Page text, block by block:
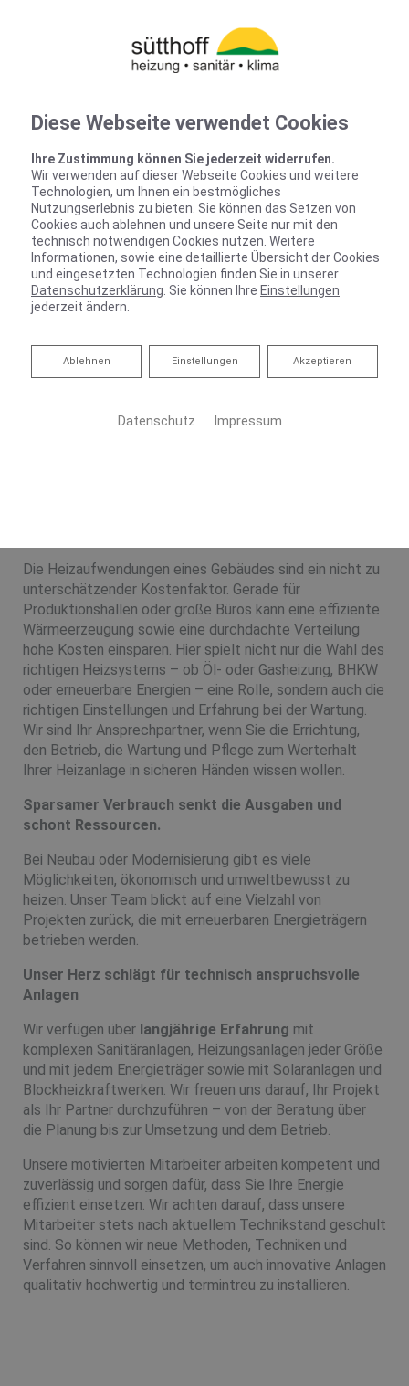
Die Heizaufwendungen eines Gebäudes sind ein nicht zu
unterschätzender Kostenfaktor. Gerade für
Produktionshallen oder große Büros kann eine effiziente
Wärmeerzeugung sowie eine durchdachte Verteilung
hohe Kosten einsparen. Hier spielt nicht nur die Wahl des
richtigen Heizsystems – ob Öl- oder Gasheizung, BHKW
oder erneuerbare Energien – eine Rolle, sondern auch die
richtigen Einstellungen und Erfahrung bei der Wartung.
Wir sind Ihr Ansprechpartner, wenn Sie die Errichtung,
den Betrieb, die Wartung und Pflege zum Werterhalt
Ihrer Heizanlage in sicheren Händen wissen wollen.
Sparsamer Verbrauch senkt die Ausgaben und
schont Ressourcen.
Bei Neubau oder Modernisierung gibt es viele
Möglichkeiten, ökonomisch und umweltbewusst zu
heizen. Unser Team blickt auf eine Vielzahl von
Projekten zurück, die mit erneuerbaren Energieträgern
betrieben werden.
Unser Herz schlägt für technisch anspruchsvolle
Anlagen
Wir verfügen über langjährige Erfahrung mit
komplexen Sanitäranlagen, Heizungsanlagen jeder Größe
und mit jedem Energieträger sowie mit Solaranlagen und
Blockheizkraftwerken. Wir freuen uns darauf, Ihr Projekt
als Ihr Partner durchzuführen – von der Beratung über
die Planung bis zur Umsetzung und dem Betrieb.
Unsere motivierten Mitarbeiter arbeiten kompetent und
zuverlässig und sorgen dafür, dass Sie Ihre Energie
effizient einsetzen. Wir achten darauf, dass unsere
Mitarbeiter stets nach aktuellem Technikstand geschult
sind. So können wir neue Methoden, Techniken und
Verfahren sinnvoll einsetzen, um auch innovative Anlagen
qualitativ hochwertig und termintreu zu installieren.
Diese Webseite verwendet Cookies
Ihre Zustimmung können Sie jederzeit widerrufen.
Wir verwenden auf dieser Webseite Cookies und weitere
Technologien, um Ihnen ein bestmögliches
Nutzungserlebnis zu bieten. Sie können das Setzen von
Cookies auch ablehnen und unsere Seite nur mit den
technisch notwendigen Cookies nutzen. Weitere
Informationen, sowie eine detaillierte Übersicht der Cookies
und eingesetzten Technologien finden Sie in unserer
Datenschutzerklärung . Sie können Ihre Einstellungen
jederzeit ändern.
Akzeptieren
Einstellungen
Ablehnen
Ablehnen
Datenschutz Impressum